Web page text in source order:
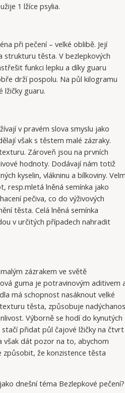
1 lžíce psylia.
při pečení – velké oblibě. Její
těsta. V bezlepkových
funkci lepku a díky guaru
drží pospolu. Na půl kilogramu
lžičky guaru.
v pravém slova smyslu jako
však s těstem malé zázraky.
Zároveň jsou na prvních
hodnoty. Dodávají nám totiž
kyselin, vlákninu a bílkoviny.
resp.mletá lněná semínka jako
pečiva, co do výživových
těsta. Celá lněná semínka
v určitých případech nahradit
zázrakem ve světě
guma je potravinovým aditivem
má schopnost nasáknout velké
těsta, způsobuje
Výborně se hodí do kynutých
stačí přidat půl čajové lžičky na čtvrt
však dát pozor na to, abychom
že konzistence těsta
dnešní téma Bezlepkové pečení?